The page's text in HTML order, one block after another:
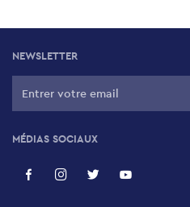
NEWSLETTER
MÉDIAS SOCIAUX